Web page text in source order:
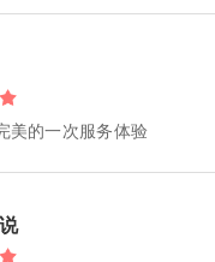
美的一次服务体验